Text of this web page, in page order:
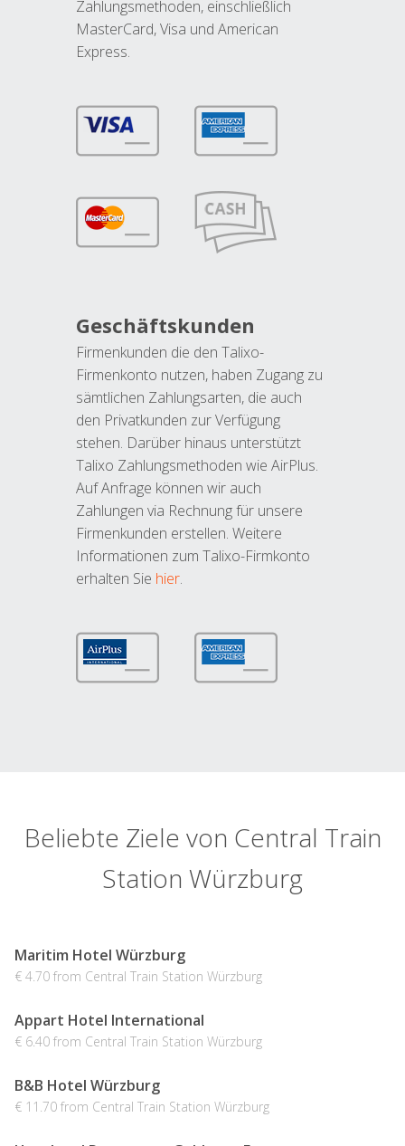
Zahlungsmethoden, einschließlich
MasterCard, Visa und American
Express.
Geschäftskunden
Firmenkunden die den Talixo-
Firmenkonto nutzen, haben Zugang zu
sämtlichen Zahlungsarten, die auch
den Privatkunden zur Verfügung
stehen. Darüber hinaus unterstützt
Talixo Zahlungsmethoden wie AirPlus.
Auf Anfrage können wir auch
Zahlungen via Rechnung für unsere
Firmenkunden erstellen. Weitere
Informationen zum Talixo-Firmkonto
erhalten Sie hier.
Beliebte Ziele von Central Train
Station Würzburg
Maritim Hotel Würzburg
€ 4.70 from Central Train Station Würzburg
Appart Hotel International
€ 6.40 from Central Train Station Würzburg
B&B Hotel Würzburg
€ 11.70 from Central Train Station Würzburg